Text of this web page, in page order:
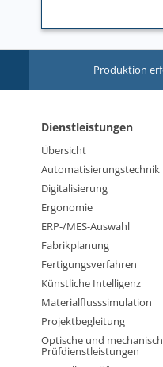
Produktion
Dienstleistungen
Übersicht
Automatisierungstechnik
Digitalisierung
Ergonomie
ERP-/MES-Auswahl
Fabrikplanung
Fertigungsverfahren
Künstliche Intelligenz
Materialflusssimulation
Projektbegleitung
Optische und
Prüfdienstleistungen